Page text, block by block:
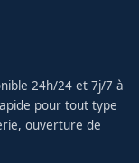
24h/24 et 7j/7 à
pour tout type
ouverture de